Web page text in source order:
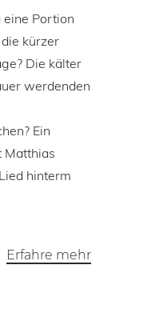
Portion
kürzer
Die kälter
werdenden
Ein
Matthias
hinterm
Erfahre mehr